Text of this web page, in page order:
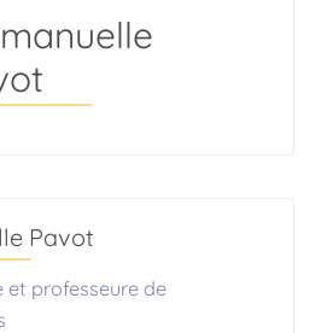
Pavot
professeure de